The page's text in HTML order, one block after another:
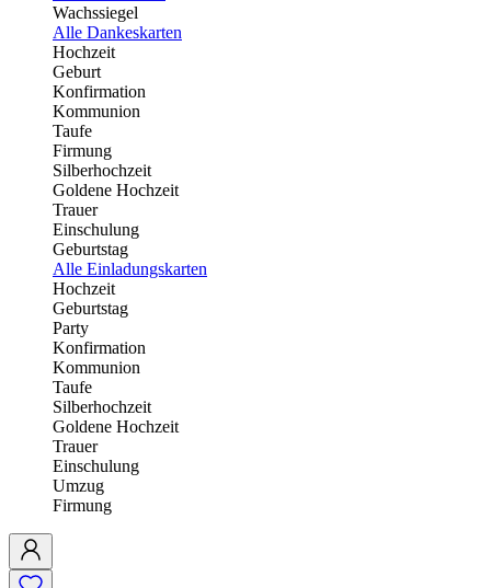
Wachssiegel
Alle Dankeskarten
Hochzeit
Geburt
Konfirmation
Kommunion
Taufe
Firmung
Silberhochzeit
Goldene Hochzeit
Trauer
Einschulung
Geburtstag
Alle Einladungskarten
Hochzeit
Geburtstag
Party
Konfirmation
Kommunion
Taufe
Silberhochzeit
Goldene Hochzeit
Trauer
Einschulung
Umzug
Firmung